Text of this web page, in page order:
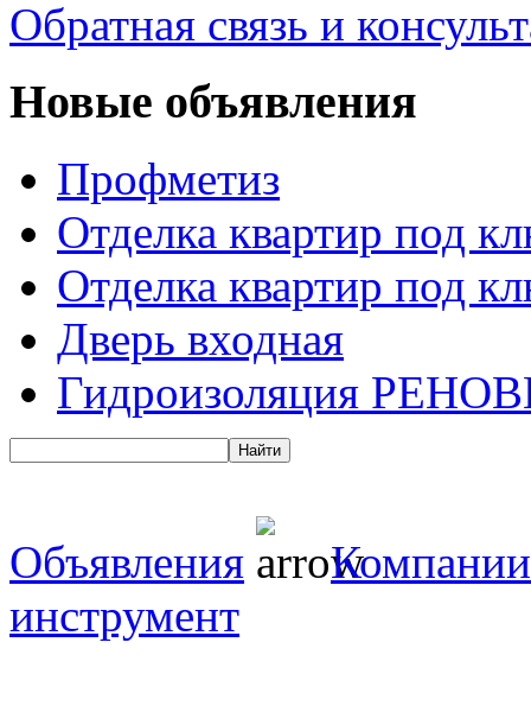
Обратная связь и
Новые объявления
Профметиз
Отделка квартир под
Отделка квартир под
Дверь входная
Гидроизоляция
Объявления
инструмент